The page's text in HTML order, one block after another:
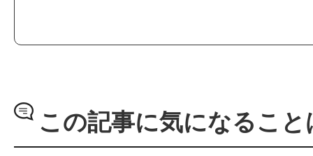
この記事に気になるこ